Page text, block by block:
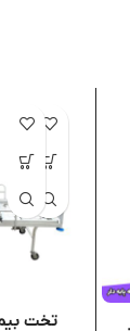
تخت